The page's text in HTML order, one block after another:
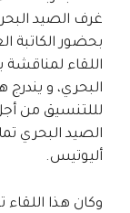
غرف الصيد
بحضور الكاتبة
اللقاء
البحري، و يندرج
لللتنسيق من
الصيد البحري
أليوتيس.
وكان هذا اللقاء